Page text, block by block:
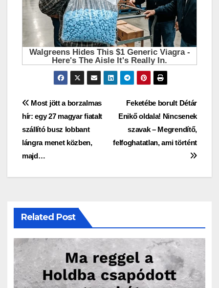
Bejegyzés
navigáció
Feketébe borult Détár
Enikő oldala! Nincsenek
szavak – Megrendítő,
felfoghatatlan, ami történt
Most jött a borzalmas
hír: egy 27 magyar fiatalt
szállító busz lobbant
lángra menet közben,
majd…
Related Post